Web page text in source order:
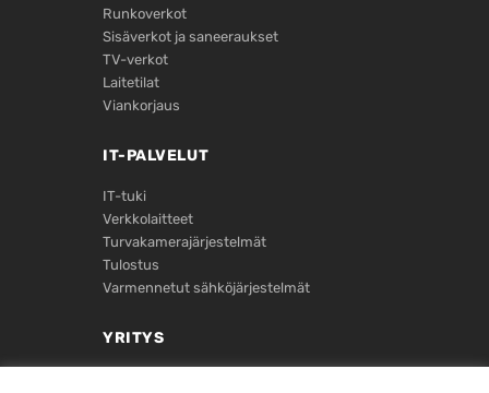
Runkoverkot
Sisäverkot ja saneeraukset
TV-verkot
Laitetilat
Viankorjaus
IT-PALVELUT
IT-tuki
Verkkolaitteet
Turvakamera­järjestelmät
Tulostus
Varmennetut sähköjärjestelmät
YRITYS